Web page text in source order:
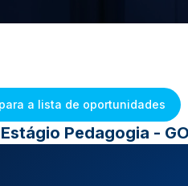
a lista de oportunidades
Pedagogia -